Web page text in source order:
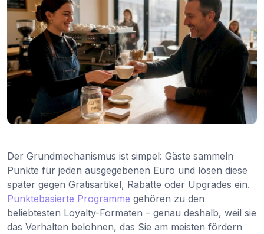
Der Grundmechanismus ist simpel: Gäste sammeln
Punkte für jeden ausgegebenen Euro und lösen diese
später gegen Gratisartikel, Rabatte oder Upgrades ein.
Punktebasierte Programme gehören zu den
beliebtesten Loyalty-Formaten – genau deshalb, weil sie
das Verhalten belohnen, das Sie am meisten fördern